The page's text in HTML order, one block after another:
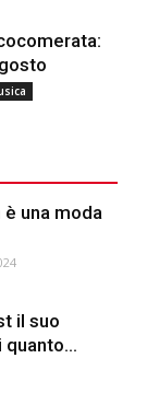
una moda
il suo
quanto...